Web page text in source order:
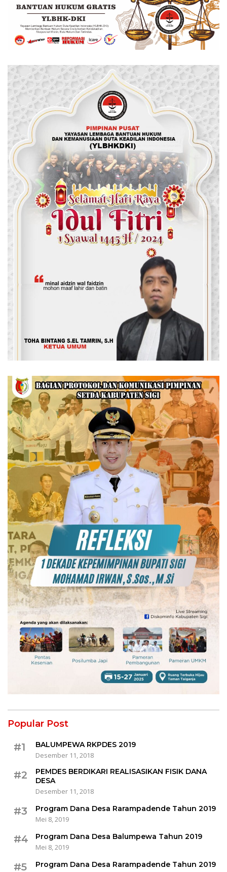
Popular Post
#1
BALUMPEWA RKPDES 2019
Desember 11, 2018
#2
PEMDES BERDIKARI REALISASIKAN FISIK DANA
DESA
Desember 11, 2018
#3
Program Dana Desa Rarampadende Tahun 2019
Mei 8, 2019
#4
Program Dana Desa Balumpewa Tahun 2019
Mei 8, 2019
#5
Program Dana Desa Rarampadende Tahun 2019